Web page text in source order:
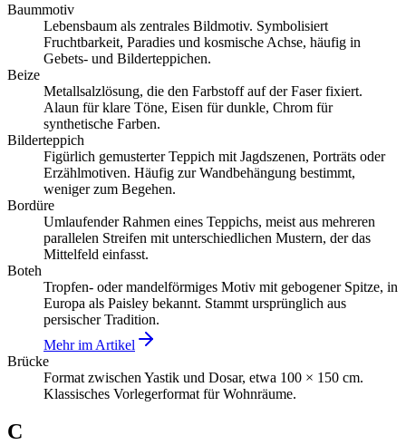
Baummotiv
Lebensbaum als zentrales Bildmotiv. Symbolisiert
Fruchtbarkeit, Paradies und kosmische Achse, häufig in
Gebets- und Bilderteppichen.
Beize
Metallsalzlösung, die den Farbstoff auf der Faser fixiert.
Alaun für klare Töne, Eisen für dunkle, Chrom für
synthetische Farben.
Bilderteppich
Figürlich gemusterter Teppich mit Jagdszenen, Porträts oder
Erzählmotiven. Häufig zur Wandbehängung bestimmt,
weniger zum Begehen.
Bordüre
Umlaufender Rahmen eines Teppichs, meist aus mehreren
parallelen Streifen mit unterschiedlichen Mustern, der das
Mittelfeld einfasst.
Boteh
Tropfen- oder mandelförmiges Motiv mit gebogener Spitze, in
Europa als Paisley bekannt. Stammt ursprünglich aus
persischer Tradition.
Mehr im Artikel
Brücke
Format zwischen Yastik und Dosar, etwa 100 × 150 cm.
Klassisches Vorlegerformat für Wohnräume.
C